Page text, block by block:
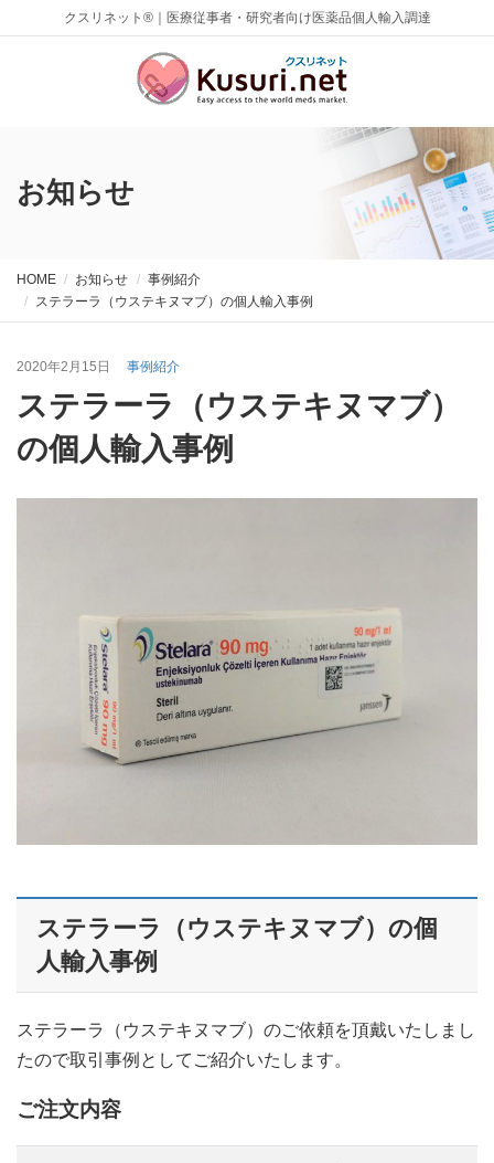
クスリネット®｜医療従事者・研究者向け医薬品個人輸入調達
お知らせ
HOME お知らせ
事例紹介
ステラーラ（ウステキヌマブ）の個人輸入事例
2020年2月15日 事例紹介
ステラーラ（ウステキヌマブ）
の個人輸入事例
ステラーラ（ウステキヌマブ）の個
人輸入事例
ステラーラ（ウステキヌマブ）のご依頼を頂戴いたしまし
たので取引事例としてご紹介いたします。
ご注文内容